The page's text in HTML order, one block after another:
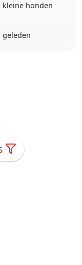
kleine honden
geleden